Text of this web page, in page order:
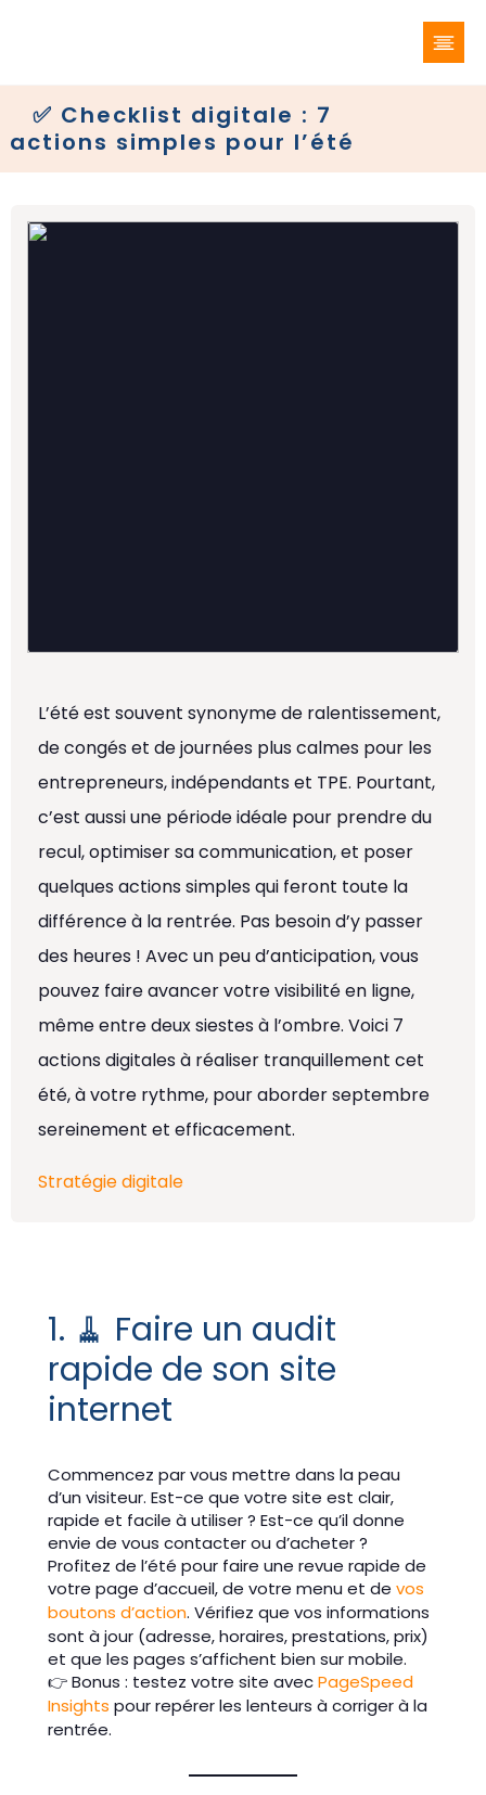
✅ Checklist digitale : 7
actions simples pour l’été
L’été est souvent synonyme de ralentissement,
de congés et de journées plus calmes pour les
entrepreneurs, indépendants et TPE. Pourtant,
c’est aussi une période idéale pour prendre du
recul, optimiser sa communication, et poser
quelques actions simples qui feront toute la
différence à la rentrée. Pas besoin d’y passer
des heures ! Avec un peu d’anticipation, vous
pouvez faire avancer votre visibilité en ligne,
même entre deux siestes à l’ombre. Voici 7
actions digitales à réaliser tranquillement cet
été, à votre rythme, pour aborder septembre
sereinement et efficacement.
Stratégie digitale
1. 🧹 Faire un audit
rapide de son site
internet
Commencez par vous mettre dans la peau
d’un visiteur. Est-ce que votre site est clair,
rapide et facile à utiliser ? Est-ce qu’il donne
envie de vous contacter ou d’acheter ?
Profitez de l’été pour faire une revue rapide de
votre page d’accueil, de votre menu et devos
boutons d’action. Vérifiez que vos informations
sont à jour (adresse, horaires, prestations, prix)
et que les pages s’affichent bien sur mobile.
👉 Bonus : testez votre site avecPageSpeed
Insights pour repérer les lenteurs à corriger à la
rentrée.